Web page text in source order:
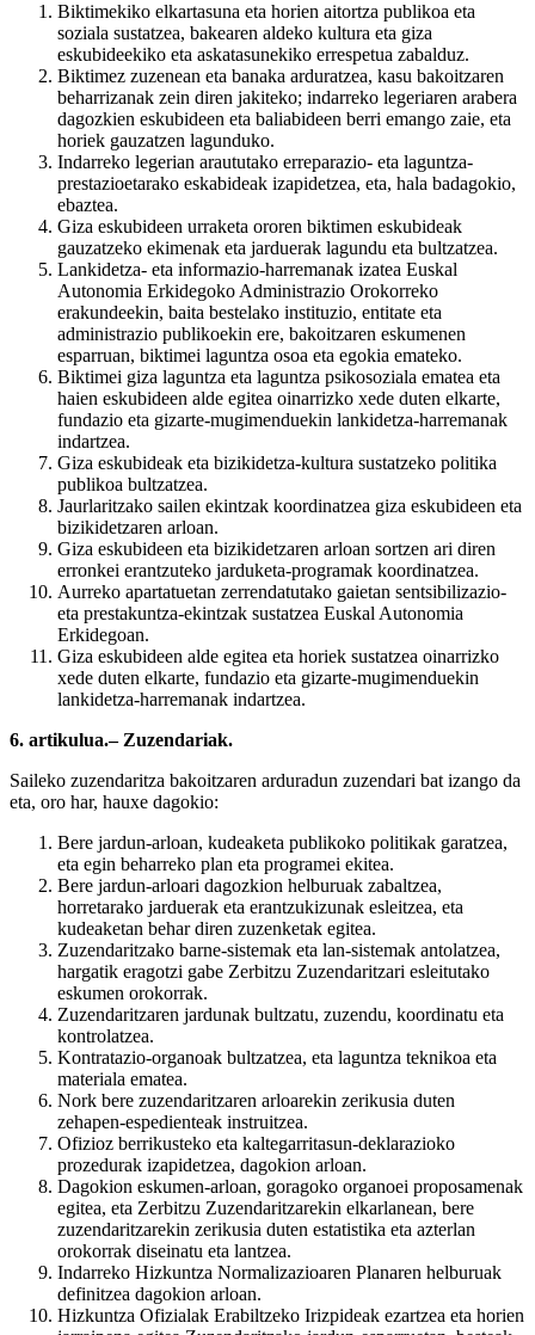
Biktimekiko elkartasuna eta horien aitortza publikoa eta
soziala sustatzea, bakearen aldeko kultura eta giza
eskubideekiko eta askatasunekiko errespetua zabalduz.
Biktimez zuzenean eta banaka arduratzea, kasu bakoitzaren
beharrizanak zein diren jakiteko; indarreko legeriaren arabera
dagozkien eskubideen eta baliabideen berri emango zaie, eta
horiek gauzatzen lagunduko.
Indarreko legerian araututako erreparazio- eta laguntza-
prestazioetarako eskabideak izapidetzea, eta, hala badagokio,
ebaztea.
Giza eskubideen urraketa ororen biktimen eskubideak
gauzatzeko ekimenak eta jarduerak lagundu eta bultzatzea.
Lankidetza- eta informazio-harremanak izatea Euskal
Autonomia Erkidegoko Administrazio Orokorreko
erakundeekin, baita bestelako instituzio, entitate eta
administrazio publikoekin ere, bakoitzaren eskumenen
esparruan, biktimei laguntza osoa eta egokia emateko.
Biktimei giza laguntza eta laguntza psikosoziala ematea eta
haien eskubideen alde egitea oinarrizko xede duten elkarte,
fundazio eta gizarte-mugimenduekin lankidetza-harremanak
indartzea.
Giza eskubideak eta bizikidetza-kultura sustatzeko politika
publikoa bultzatzea.
Jaurlaritzako sailen ekintzak koordinatzea giza eskubideen eta
bizikidetzaren arloan.
Giza eskubideen eta bizikidetzaren arloan sortzen ari diren
erronkei erantzuteko jarduketa-programak koordinatzea.
Aurreko apartatuetan zerrendatutako gaietan sentsibilizazio-
eta prestakuntza-ekintzak sustatzea Euskal Autonomia
Erkidegoan.
Giza eskubideen alde egitea eta horiek sustatzea oinarrizko
xede duten elkarte, fundazio eta gizarte-mugimenduekin
lankidetza-harremanak indartzea.
6. artikulua.– Zuzendariak.
Saileko zuzendaritza bakoitzaren arduradun zuzendari bat izango da
eta, oro har, hauxe dagokio:
Bere jardun-arloan, kudeaketa publikoko politikak garatzea,
eta egin beharreko plan eta programei ekitea.
Bere jardun-arloari dagozkion helburuak zabaltzea,
horretarako jarduerak eta erantzukizunak esleitzea, eta
kudeaketan behar diren zuzenketak egitea.
Zuzendaritzako barne-sistemak eta lan-sistemak antolatzea,
hargatik eragotzi gabe Zerbitzu Zuzendaritzari esleitutako
eskumen orokorrak.
Zuzendaritzaren jardunak bultzatu, zuzendu, koordinatu eta
kontrolatzea.
Kontratazio-organoak bultzatzea, eta laguntza teknikoa eta
materiala ematea.
Nork bere zuzendaritzaren arloarekin zerikusia duten
zehapen-espedienteak instruitzea.
Ofizioz berrikusteko eta kaltegarritasun-deklarazioko
prozedurak izapidetzea, dagokion arloan.
Dagokion eskumen-arloan, goragoko organoei proposamenak
egitea, eta Zerbitzu Zuzendaritzarekin elkarlanean, bere
zuzendaritzarekin zerikusia duten estatistika eta azterlan
orokorrak diseinatu eta lantzea.
Indarreko Hizkuntza Normalizazioaren Planaren helburuak
definitzea dagokion arloan.
Hizkuntza Ofizialak Erabiltzeko Irizpideak ezartzea eta horien